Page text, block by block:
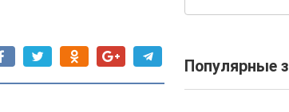
Популярные